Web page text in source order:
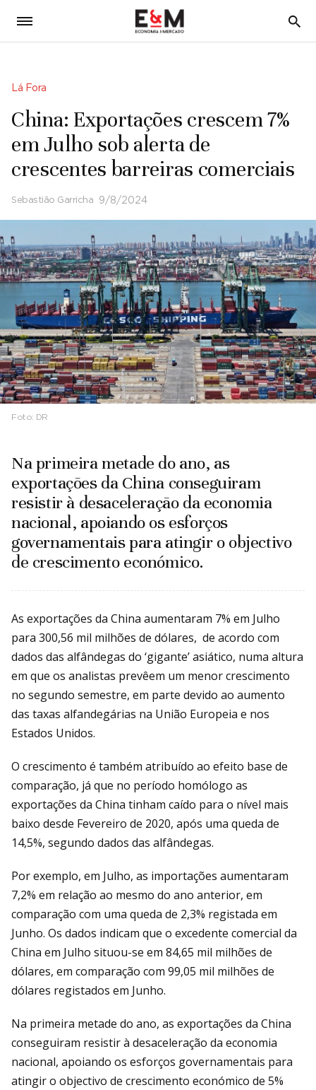
5
Lá Fora
China: Exportações crescem 7%
em Julho sob alerta de
crescentes barreiras comerciais
Sebastião Garricha 9/8/2024
Foto: DR
Na primeira metade do ano, as
exportações da China conseguiram
resistir à desaceleração da economia
nacional, apoiando os esforços
governamentais para atingir o objectivo
de crescimento económico.
As exportações da China aumentaram 7% em Julho
para 300,56 mil milhões de dólares, de acordo com
dados das alfândegas do ‘gigante’ asiático, numa altura
em que os analistas prevêem um menor crescimento
no segundo semestre, em parte devido ao aumento
das taxas alfandegárias na União Europeia e nos
Estados Unidos.
O crescimento é também atribuído ao efeito base de
comparação, já que no período homólogo as
exportações da China tinham caído para o nível mais
baixo desde Fevereiro de 2020, após uma queda de
14,5%, segundo dados das alfândegas.
Por exemplo, em Julho, as importações aumentaram
7,2% em relação ao mesmo do ano anterior, em
comparação com uma queda de 2,3% registada em
Junho. Os dados indicam que o excedente comercial da
China em Julho situou-se em 84,65 mil milhões de
dólares, em comparação com 99,05 mil milhões de
dólares registados em Junho.
Na primeira metade do ano, as exportações da China
conseguiram resistir à desaceleração da economia
nacional, apoiando os esforços governamentais para
atingir o objectivo de crescimento económico de 5%